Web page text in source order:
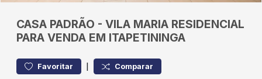
CASA PADRÃO - VILA MARIA RESIDENCIAL
PARA VENDA EM ITAPETININGA
Favoritar | Comparar